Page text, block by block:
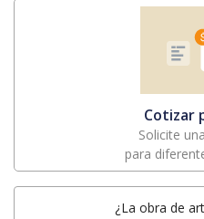
Cotizar
Solicite
para
¿La obra de